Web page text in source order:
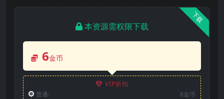
下载
本资源需权限下载
6金币
VIP折扣
普通:
6金币